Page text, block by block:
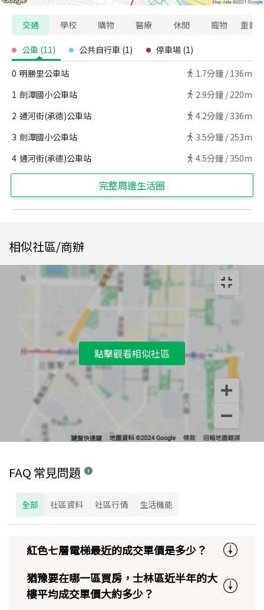
交通 學校 購物 醫療 休閒 寵物 重要
公車 (11) 公共自行車 (1) 停車場 (1)
0 明勝里公車站 1.7分鐘 / 136m
1 劍潭國小公車站 2.9分鐘 / 220m
2 通河街(承德)公車站 4.2分鐘 / 336m
3 劍潭國小公車站 3.5分鐘 / 253m
4 通河街(承德)公車站 4.5分鐘 / 350m
完整周邊生活圈
相似社區/商辦
點擊觀看相似社區
FAQ 常見問題
全部 社區資料 社區行情 生活機能
紅色七層電梯最近的成交單價是多少？
猶豫要在哪一區買房，士林區近半年的大
樓平均成交單價大約多少？